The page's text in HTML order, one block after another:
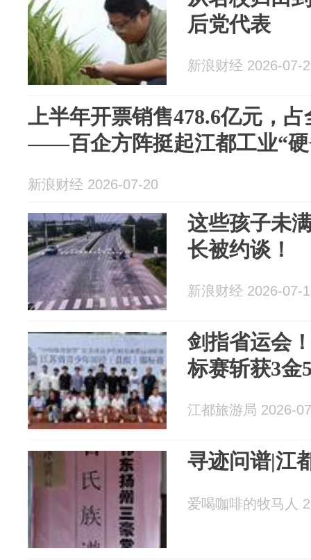
后党代表
新浪财经 2026-07-
上半年开票销售478.6亿元，
——百企方阵挺起江都工业“硬
新浪财经 2026-07-20
这些孩子未
长被约谈！
新浪财经 2026-07-
剑指省运会
标赛斩获3金
江都旅游局 2026-
寻迹问谱|江
爱喝咖啡的牧马人